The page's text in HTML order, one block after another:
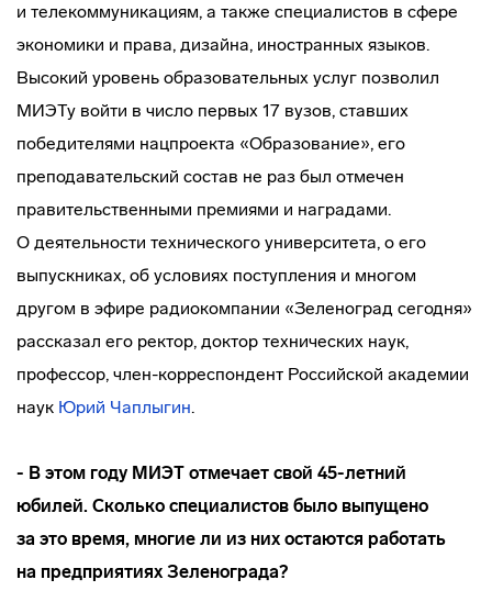
и телекоммуникациям, а также специалистов в сфере
экономики и права, дизайна, иностранных языков.
Высокий уровень образовательных услуг позволил
МИЭТу войти в число первых 17 вузов, ставших
победителями нацпроекта «Образование», его
преподавательский состав не раз был отмечен
правительственными премиями и наградами.
О деятельности технического университета, о его
выпускниках, об условиях поступления и многом
другом в эфире радиокомпании «Зеленоград сегодня»
рассказал его ректор, доктор технических наук,
профессор, член-корреспондент Российской академии
наук Юрий Чаплыгин.
- В этом году МИЭТ отмечает свой 45-летний
юбилей. Сколько специалистов было выпущено
за это время, многие ли из них остаются работать
на предприятиях Зеленограда?